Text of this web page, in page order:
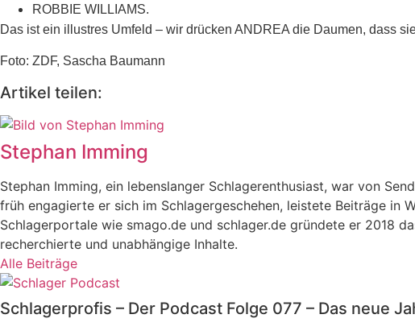
ROBBIE WILLIAMS.
Das ist ein illustres Umfeld – wir drücken ANDREA die Daumen, dass
Foto: ZDF, Sascha Baumann
Artikel teilen:
Stephan Imming
Stephan Imming, ein lebenslanger Schlagerenthusiast, war von
früh engagierte er sich im Schlagergeschehen, leistete Beiträge in
Schlagerportale wie smago.de und schlager.de gründete er 2018
recherchierte und unabhängige Inhalte.
Alle Beiträge
Schlagerprofis – Der Podcast Folge 077 – Das neue